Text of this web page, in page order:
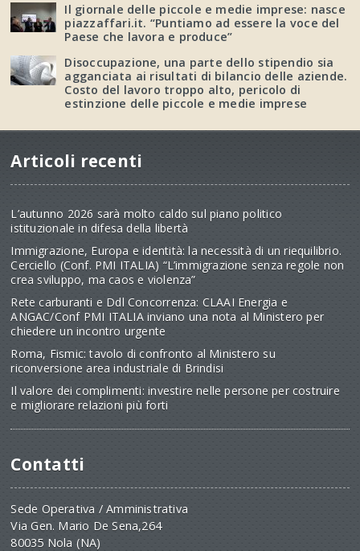
Il giornale delle piccole e medie imprese: nasce
piazzaffari.it. “Puntiamo ad essere la voce del
Paese che lavora e produce”
Disoccupazione, una parte dello stipendio sia
agganciata ai risultati di bilancio delle aziende.
Costo del lavoro troppo alto, pericolo di
estinzione delle piccole e medie imprese
Articoli recenti
L’autunno 2026 sarà molto caldo sul piano politico
istituzionale in difesa della libertà
Immigrazione, Europa e identità: la necessità di un riequilibrio.
Cerciello (Conf. PMI ITALIA) “L’immigrazione senza regole non
crea sviluppo, ma caos e violenza”
Rete carburanti e Ddl Concorrenza: CLAAI Energia e
ANGAC/Conf PMI ITALIA inviano una nota al Ministero per
chiedere un incontro urgente
Roma, Fismic: tavolo di confronto al Ministero su
riconversione area industriale di Brindisi
Il valore dei complimenti: investire nelle persone per costruire
e migliorare relazioni più forti
Contatti
Sede Operativa / Amministrativa
Via Gen. Mario De Sena,264
80035 Nola (NA)